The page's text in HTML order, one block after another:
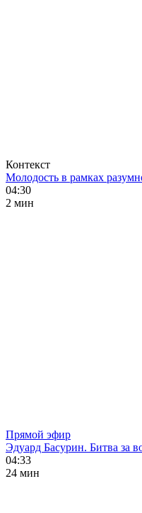
Контекст
Молодость в рамках
04:30
2 мин
Прямой эфир
Эдуард Басурин. Битва за
04:33
24 мин